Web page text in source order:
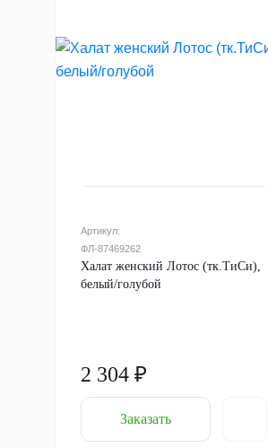
Артикул:
ФЛ-87469262
Халат женский Лотос (тк.ТиСи),
белый/голубой
2 304 ₽
Заказать